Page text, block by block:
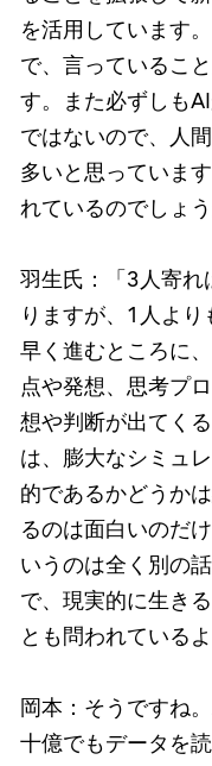
を活用しています
で、言っているこ
す。また必ずしも
ではないので、人
多いと思っていま
れているのでしょう
羽生氏：「3人寄れ
りますが、1人よ
早く進むところに
点や発想、思考プ
想や判断が出てく
は、膨大なシミュ
的であるかどうか
るのは面白いのだ
いうのは全く別の
で、現実的に生き
とも問われている
岡本：そうですね
十億でもデータを